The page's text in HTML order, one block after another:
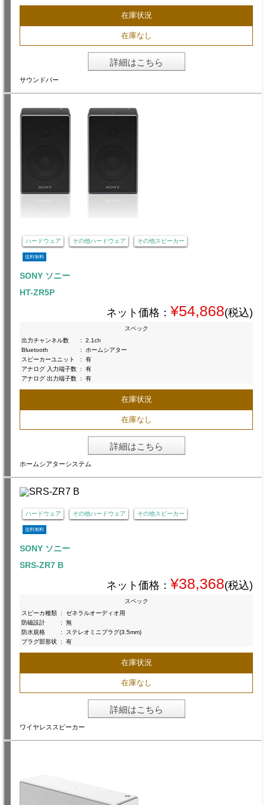
在庫状況
在庫なし
詳細はこちら
サウンドバー
ハードウェア その他ハードウェア その他スピーカー
送料無料
SONY ソニー
HT-ZR5P
ネット価格： ¥54,868(税込)
スペック
出力チャンネル数
:
2.1ch
Bluetooth
:
ホームシアター
スピーカーユニット
:
有
アナログ 入力端子数 :
有
アナログ 出力端子数 : 有
在庫状況
在庫なし
詳細はこちら
ホームシアターシステム
ハードウェア その他ハードウェア その他スピーカー
送料無料
SONY ソニー
SRS-ZR7 B
ネット価格： ¥38,368(税込)
スペック
スピーカ種類 :
ゼネラルオーディオ用
防磁設計
:
無
防水規格
:
ステレオミニプラグ(3.5mm)
プラグ部形状 : 有
在庫状況
在庫なし
詳細はこちら
ワイヤレススピーカー